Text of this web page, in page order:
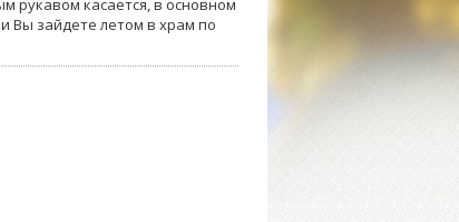
Вы зайдете летом в храм по